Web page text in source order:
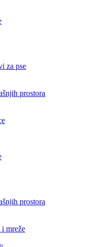
za pse
prostora
prostora
i mreže